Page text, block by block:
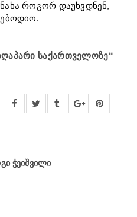
როგორ დაუხვდნენ,
საქართველოზე“
ჭეიშვილი